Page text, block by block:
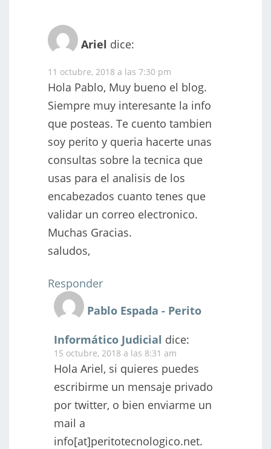
Ariel dice:
11 octubre, 2018 a las 7:30 pm
Hola Pablo, Muy bueno el blog.
Siempre muy interesante la info
que posteas. Te cuento tambien
soy perito y queria hacerte unas
consultas sobre la tecnica que
usas para el analisis de los
encabezados cuanto tenes que
validar un correo electronico.
Muchas Gracias.
saludos,
Responder
Pablo Espada - Perito
Informático Judicial dice:
15 octubre, 2018 a las 8:31 am
Hola Ariel, si quieres puedes
escribirme un mensaje privado
por twitter, o bien enviarme un
mail a
info[at]peritotecnologico.net.